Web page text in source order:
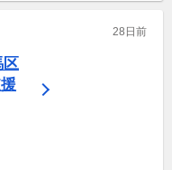
28日前
区